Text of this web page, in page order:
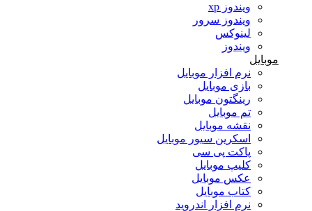
ویندوز xp
ویندوز سرور
لینوکس
ویندوز
موبایل
نرم افزار موبایل
بازی موبایل
رینگتون موبایل
تم موبایل
نقشه موبایل
اسکرین سیور موبایل
پاکت پی سی
کلیپ موبایل
عکس موبایل
کتاب موبایل
نرم افزار اندروید